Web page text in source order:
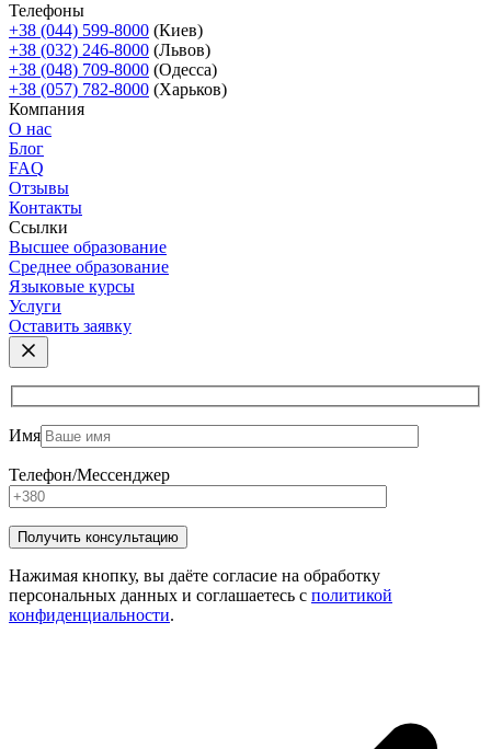
Телефоны
+38 (044) 599-8000 (Киев)
+38 (032) 246-8000 (Львов)
+38 (048) 709-8000 (Одесcа)
+38 (057) 782-8000 (Харьков)
Компания
О нас
Блог
FAQ
Отзывы
Контакты
Ссылки
Высшее образование
Среднее образование
Языковые курсы
Услуги
Оставить заявку
Имя
Телефон/Мессенджер
Нажимая кнопку, вы даёте согласие на обработку
персональных данных и соглашаетесь с политикой
конфиденциальности.